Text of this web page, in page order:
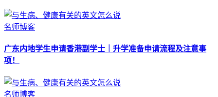
名师博客
广东内地学生申请香港副学士｜升学准备申请流程及注意事
项！
名师博客